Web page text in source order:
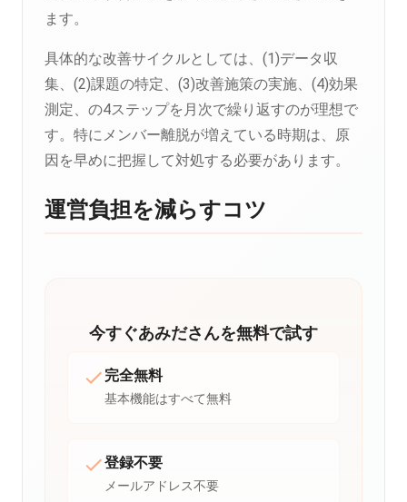
ます。
具体的な改善サイクルとしては、(1)データ収
集、(2)課題の特定、(3)改善施策の実施、(4)効果
測定、の4ステップを月次で繰り返すのが理想で
す。特にメンバー離脱が増えている時期は、原
因を早めに把握して対処する必要があります。
運営負担を減らすコツ
今すぐあみださんを無料で試す
完全無料
基本機能はすべて無料
登録不要
メールアドレス不要